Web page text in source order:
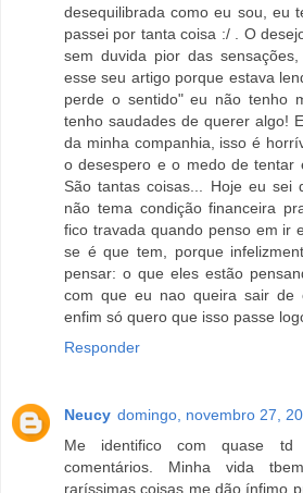
desequilibrada como eu sou, eu
passei por tanta coisa :/ . O
sem duvida pior das
esse seu artigo porque estava
perde o sentido" eu não tenho
tenho saudades de querer algo!
da minha companhia, isso é
o desespero e o medo de tentar
São tantas coisas... Hoje eu sei
não tema condição financeira
fico travada quando penso em ir
se é que tem, porque
pensar: o que eles estão
com que eu nao queira sair de
enfim só quero que isso passe
Responder
Neucy domingo, novembro 27,
Me identifico com quase
comentários. Minha vida
raríssimas coisas me dão ínfimo